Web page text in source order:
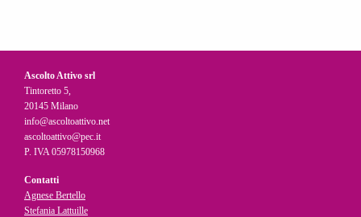
Ascolto Attivo srl
Tintoretto 5,
20145 Milano
info@ascoltoattivo.net
ascoltoattivo@pec.it
P. IVA 05978150968
Contatti
Agnese Bertello
Stefania Lattuille